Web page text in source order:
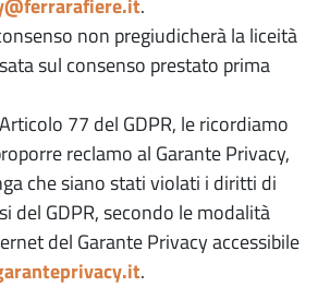
.
non pregiudicherà la liceità
sul consenso prestato prima
77 del GDPR, le ricordiamo
reclamo al Garante Privacy,
che siano stati violati i diritti di
del GDPR, secondo le modalità
del Garante Privacy accessibile
.